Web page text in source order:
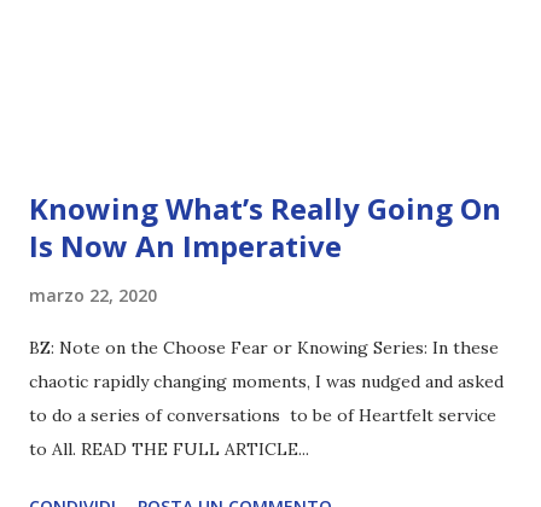
Knowing What’s Really Going On
Is Now An Imperative
marzo 22, 2020
BZ: Note on the Choose Fear or Knowing Series: In these
chaotic rapidly changing moments, I was nudged and asked
to do a series of conversations to be of Heartfelt service
to All. READ THE FULL ARTICLE...